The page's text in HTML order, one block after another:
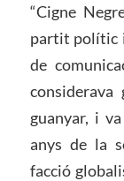
“Cigne
partit polític
de
guanyar, i
anys de la
facció